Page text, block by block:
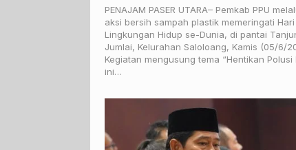
PENAJAM PASER UTARA– Pemkab PPU
aksi bersih sampah plastik memeringati Hari
Lingkungan Hidup se-Dunia, di pantai
Jumlai, Kelurahan Saloloang, Kamis (05/6/
Kegiatan mengusung tema “Hentikan Polusi
ini…